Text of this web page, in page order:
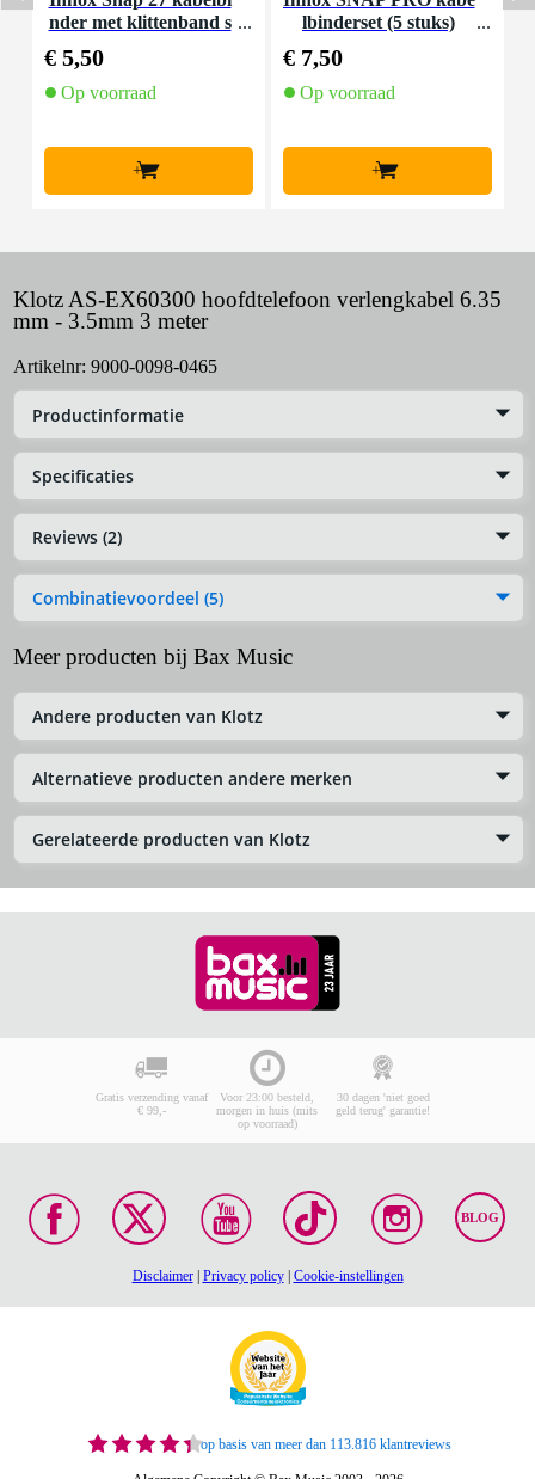
nder met klittenband s
€ 5,50
Op voorraad
+
lbinderset (5 stuks)
€ 7,50
Op voorraad
+
Klotz AS-EX60300 hoofdtelefoon verlengkabel 6.35
mm - 3.5mm 3 meter
Artikelnr: 9000-0098-0465
Productinformatie
Specificaties
Reviews (2)
Combinatievoordeel (5)
Meer producten bij Bax Music
Andere producten van Klotz
Alternatieve producten andere merken
Gerelateerde producten van Klotz
Gratis verzending vanaf
€ 99,-
Voor 23:00 besteld,
morgen in huis (mits
op voorraad)
30 dagen 'niet goed
geld terug' garantie!
BLOG
Disclaimer| Privacy policy| Cookie-instellingen
op basis van meer dan 113.816 klantreviews